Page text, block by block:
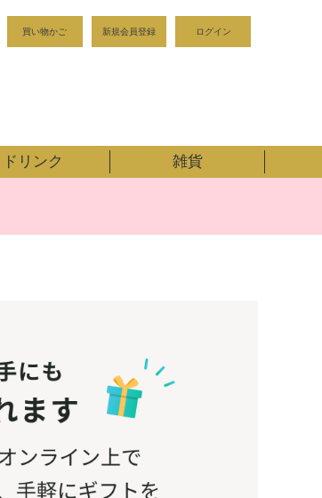
買い物かご 新規会員登録 ログイン
ドリンク 雑貨